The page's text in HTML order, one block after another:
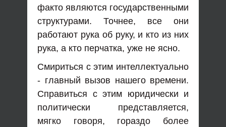
факто являются государственными
структурами. Точнее, все они
работают рука об руку, и кто из них
рука, а кто перчатка, уже не ясно.
Смириться с этим интеллектуально
- главный вызов нашего времени.
Справиться с этим юридически и
политически представляется,
мягко говоря, гораздо более